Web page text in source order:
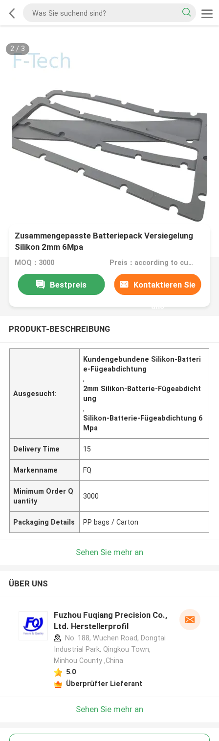
2/ 3
Zusammengepasste Batteriepack Versiegelung
Silikon 2mm 6Mpa
MOQ：3000 Preis：according to customized drawn
Bestpreis Kontaktieren Sie
uns
PRODUKT-BESCHREIBUNG
Ausgesucht:
Kundengebundene Silikon-Batteri
e-Fügeabdichtung
,
2mm Silikon-Batterie-Fügeabdicht
ung
,
Silikon-Batterie-Fügeabdichtung 6
Mpa
Delivery Time 15
Markenname FQ
Minimum Order Q
uantity
3000
Packaging Details PP bags / Carton
Sehen Sie mehr an
ÜBER UNS
Fuzhou Fuqiang Precision Co.,
Ltd. Herstellerprofil
No. 188, Wuchen Road, Dongtai
Industrial Park, Qingkou Town,
Minhou County ,China
5.0
Überprüfter Lieferant
Sehen Sie mehr an